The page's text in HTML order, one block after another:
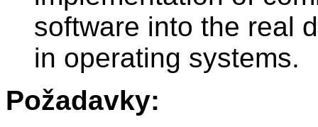
software into the real
in operating systems.
Požadavky: